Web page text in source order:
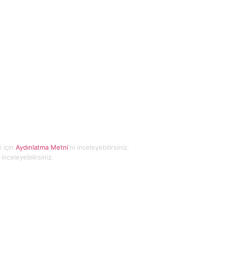
için Aydınlatma Metni‘ni inceleyebilirsiniz.
inceleyebilirsiniz.